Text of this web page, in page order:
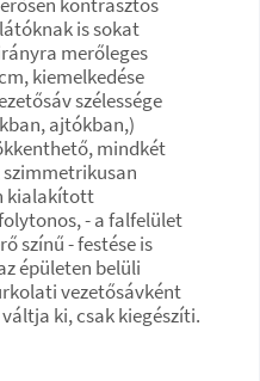
is sokat
merőleges
kiemelkedése
szélessége
ajtókban,)
mindkét
kialakított
- a falfelület
színű - festése is
épületen belüli
vezetősávként
ki, csak kiegészíti.